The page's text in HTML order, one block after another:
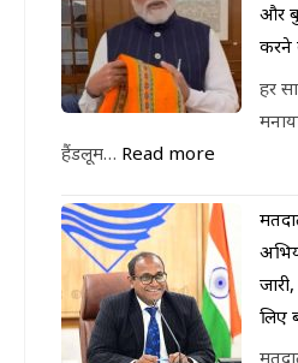
और
करने
हर
हैंडलूम… Read more
लिए